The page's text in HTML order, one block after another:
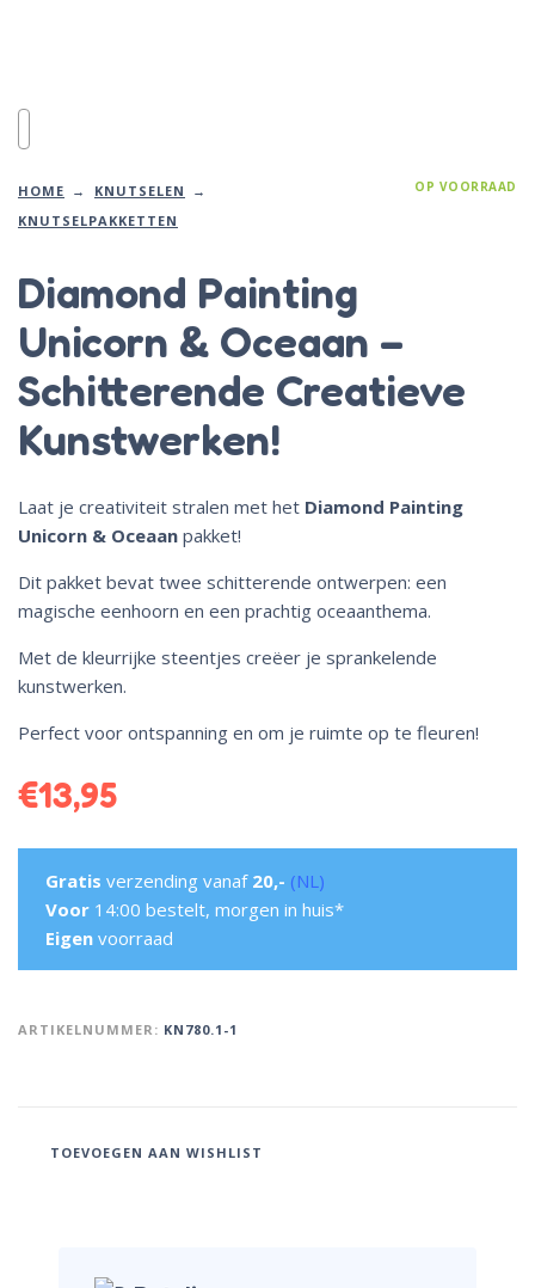
HOME
KNUTSELEN
KNUTSELPAKKETTEN
OP VOORRAAD
Diamond Painting
Unicorn & Oceaan –
Schitterende Creatieve
Kunstwerken!
Laat je creativiteit stralen met het Diamond Painting
Unicorn & Oceaan pakket!
Dit pakket bevat twee schitterende ontwerpen: een
magische eenhoorn en een prachtig oceaanthema.
Met de kleurrijke steentjes creëer je sprankelende
kunstwerken.
Perfect voor ontspanning en om je ruimte op te fleuren!
€13,95
Gratis verzending vanaf 20,- (NL)
Voor 14:00 bestelt, morgen in huis*
Eigen voorraad
ARTIKELNUMMER: KN780.1-1
TOEVOEGEN AAN WISHLIST